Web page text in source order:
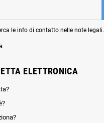
le info di contatto nelle note legali.
ELETTRONICA